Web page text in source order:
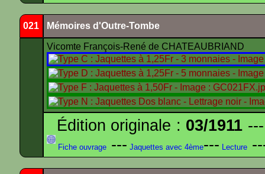
021 Mémoires d'Outre-Tombe
Vicomte François-René de CHATEAUBRIAND
Édition originale : 03/1911
Fiche ouvrage --- Jaquettes avec 4ème--- Lecture